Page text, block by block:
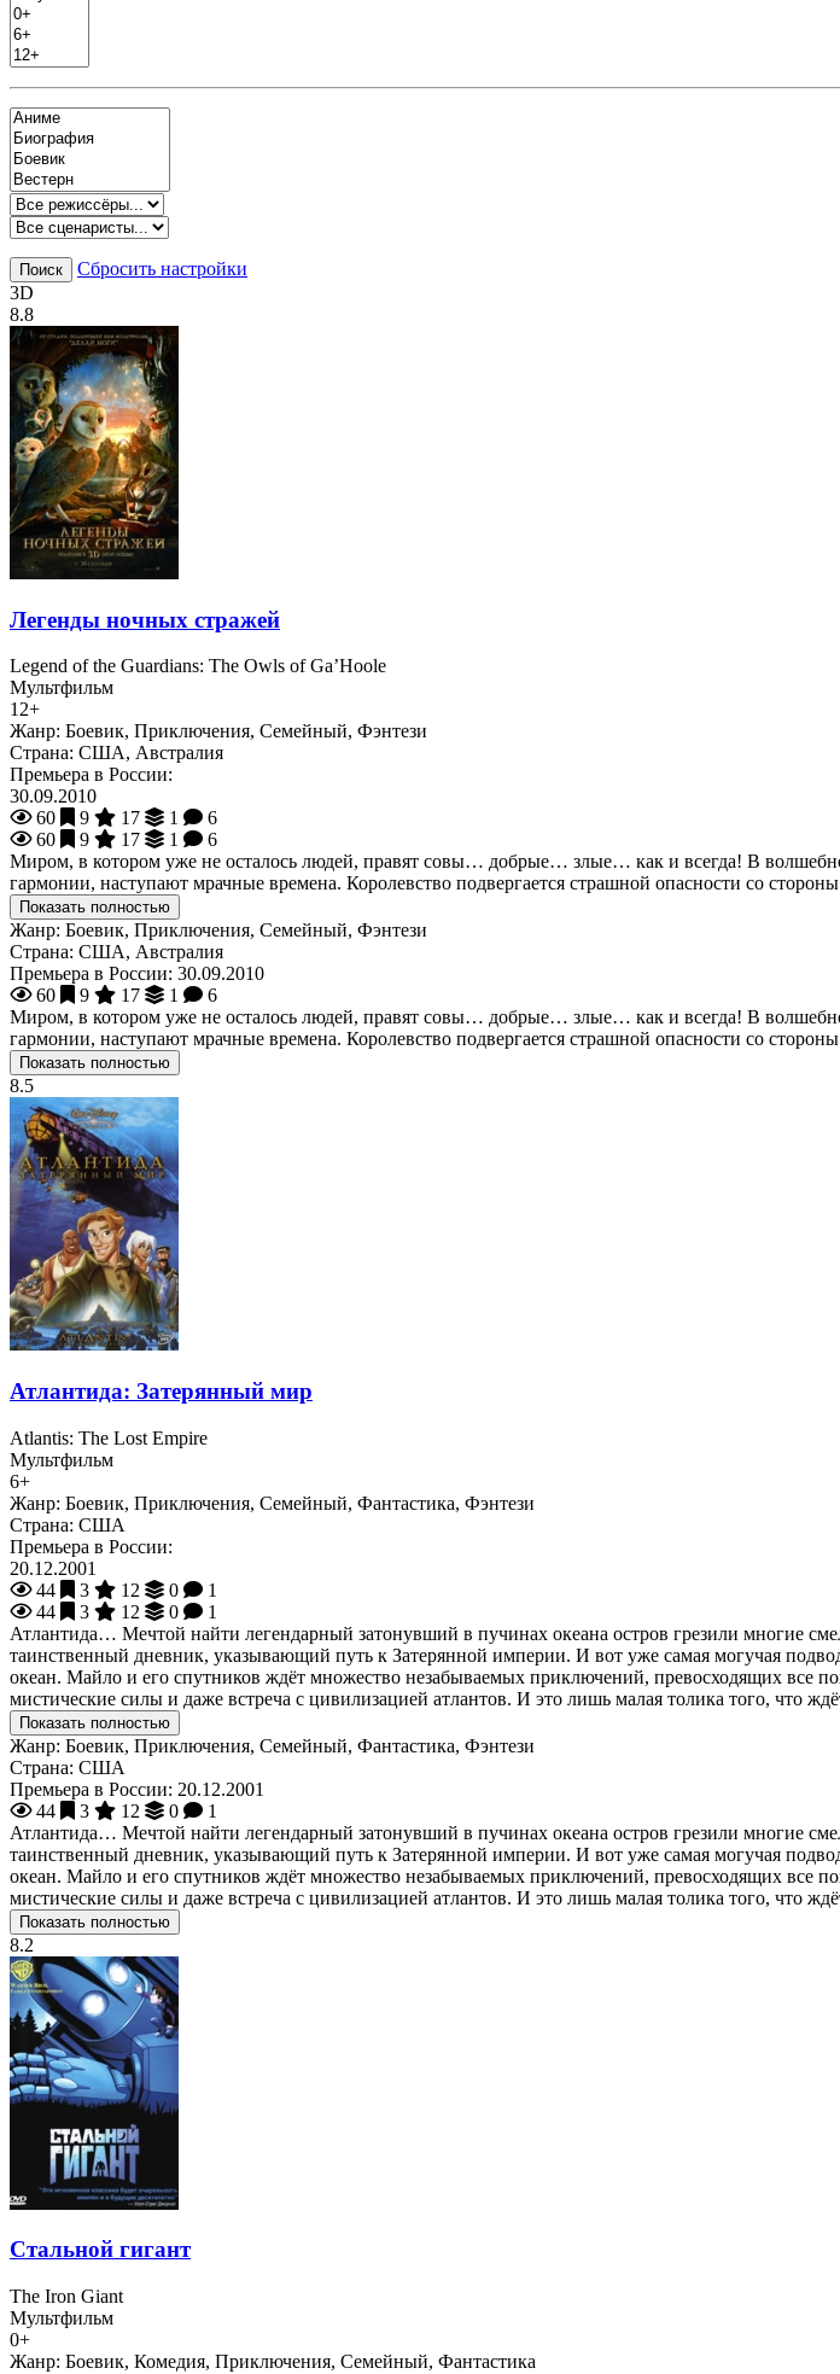
Поиск
Сбросить настройки
3D
8.8
Легенды ночных стражей
Legend of the Guardians: The Owls of Ga’Hoole
Мультфильм
12+
Жанр: Боевик, Приключения, Семейный, Фэнтези
Страна: США, Австралия
Премьера в России:
30.09.2010
60
9 17 1
6
60
9 17 1
6
Миром, в котором уже не осталось людей, правят совы… добрые… злые… как и всегда! В
гармонии, наступают мрачные времена. Королевство подвергается страшной опасности со
Показать полностью
Жанр: Боевик, Приключения, Семейный, Фэнтези
Страна: США, Австралия
Премьера в России: 30.09.2010
60
9 17 1
6
Миром, в котором уже не осталось людей, правят совы… добрые… злые… как и всегда! В
гармонии, наступают мрачные времена. Королевство подвергается страшной опасности со
Показать полностью
8.5
Атлантида: Затерянный мир
Atlantis: The Lost Empire
Мультфильм
6+
Жанр: Боевик, Приключения, Семейный, Фантастика, Фэнтези
Страна: США
Премьера в России:
20.12.2001
44
3 12 0
1
44
3 12 0
1
Атлантида… Мечтой найти легендарный затонувший в пучинах океана остров грезили многие
таинственный дневник, указывающий путь к Затерянной империи. И вот уже самая могучая
океан. Майло и его спутников ждёт множество незабываемых приключений, превосходящих все
мистические силы и даже встреча с цивилизацией атлантов. И это лишь малая толика того, что
Показать полностью
Жанр: Боевик, Приключения, Семейный, Фантастика, Фэнтези
Страна: США
Премьера в России: 20.12.2001
44
3 12 0
1
Атлантида… Мечтой найти легендарный затонувший в пучинах океана остров грезили многие
таинственный дневник, указывающий путь к Затерянной империи. И вот уже самая могучая
океан. Майло и его спутников ждёт множество незабываемых приключений, превосходящих все
мистические силы и даже встреча с цивилизацией атлантов. И это лишь малая толика того, что
Показать полностью
8.2
Стальной гигант
The Iron Giant
Мультфильм
0+
Жанр: Боевик, Комедия, Приключения, Семейный, Фантастика